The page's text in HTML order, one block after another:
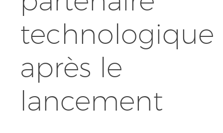
technologique
après le
lancement